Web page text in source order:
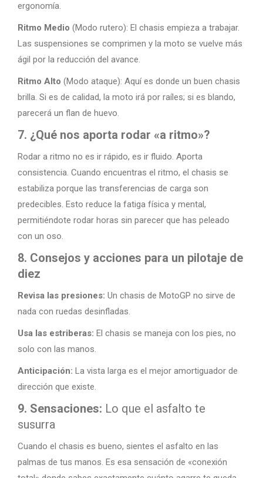
ergonomía.
Ritmo Medio (Modo rutero): El chasis empieza a trabajar.
Las suspensiones se comprimen y la moto se vuelve más
ágil por la reducción del avance.
Ritmo Alto (Modo ataque): Aquí es donde un buen chasis
brilla. Si es de calidad, la moto irá por raíles; si es blando,
parecerá un flan de huevo.
7. ¿Qué nos aporta rodar «a ritmo»?
Rodar a ritmo no es ir rápido, es ir fluido. Aporta
consistencia. Cuando encuentras el ritmo, el chasis se
estabiliza porque las transferencias de carga son
predecibles. Esto reduce la fatiga física y mental,
permitiéndote rodar horas sin parecer que has peleado
con un oso.
8. Consejos y acciones para un pilotaje de
diez
Revisa las presiones: Un chasis de MotoGP no sirve de
nada con ruedas desinfladas.
Usa las estriberas: El chasis se maneja con los pies, no
solo con las manos.
Anticipación: La vista larga es el mejor amortiguador de
dirección que existe.
9. Sensaciones: Lo que el asfalto te
susurra
Cuando el chasis es bueno, sientes el asfalto en las
palmas de tus manos. Es esa sensación de «conexión